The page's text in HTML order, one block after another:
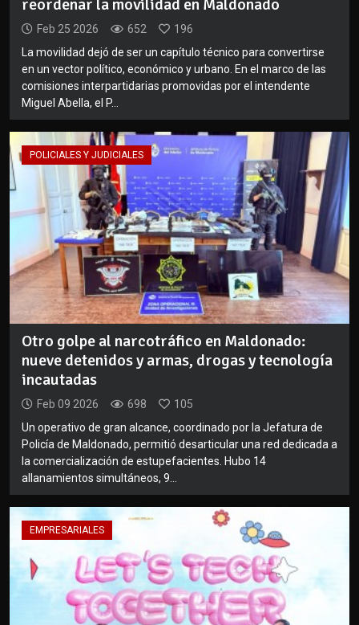
reordenar la movilidad en Maldonado
Feb 25 2026 652
196
La movilidad dejó de ser un capítulo técnico para convertirse
en un vector político, económico y urbano. En el marco de las
comisiones interpartidarias promovidas por el intendente
Miguel Abella, el P...
POLICIALES Y JUDICIALES
Otro golpe al narcotráfico en Maldonado:
nueve detenidos y armas, drogas y tecnología
incautadas
Feb 09 2026 698
105
Un operativo de gran alcance, coordinado por la Jefatura de
Policía de Maldonado, permitió desarticular una red dedicada a
la comercialización de estupefacientes. Hubo 14
allanamientos simultáneos, 9...
EMPRESARIALES